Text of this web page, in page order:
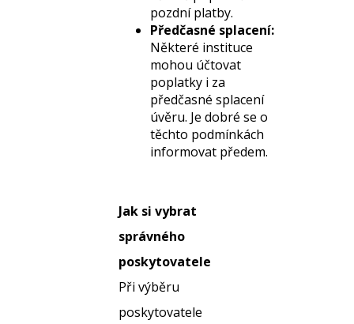
pozdní platby.
Předčasné splacení:
Některé instituce
mohou účtovat
poplatky i za
předčasné splacení
úvěru. Je dobré se o
těchto podmínkách
informovat předem.
Jak si vybrat
správného
poskytovatele
Při výběru
poskytovatele